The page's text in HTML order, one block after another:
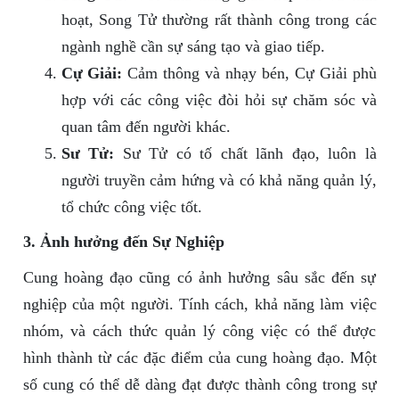
hoạt, Song Tử thường rất thành công trong các
ngành nghề cần sự sáng tạo và giao tiếp.
Cự Giải: Cảm thông và nhạy bén, Cự Giải phù
hợp với các công việc đòi hỏi sự chăm sóc và
quan tâm đến người khác.
Sư Tử: Sư Tử có tố chất lãnh đạo, luôn là
người truyền cảm hứng và có khả năng quản lý,
tổ chức công việc tốt.
3. Ảnh hưởng đến Sự Nghiệp
Cung hoàng đạo cũng có ảnh hưởng sâu sắc đến sự
nghiệp của một người. Tính cách, khả năng làm việc
nhóm, và cách thức quản lý công việc có thể được
hình thành từ các đặc điểm của cung hoàng đạo. Một
số cung có thể dễ dàng đạt được thành công trong sự